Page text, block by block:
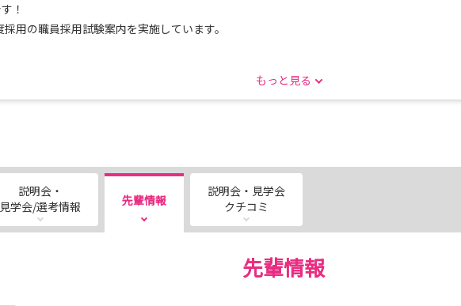
！
用の職員採用試験案内を実施しています。
を楽しみにしております！！
い。
もっと見る
説明会・
見学会/選考情報
先輩情報
説明会・見学会
クチコミ
先輩情報